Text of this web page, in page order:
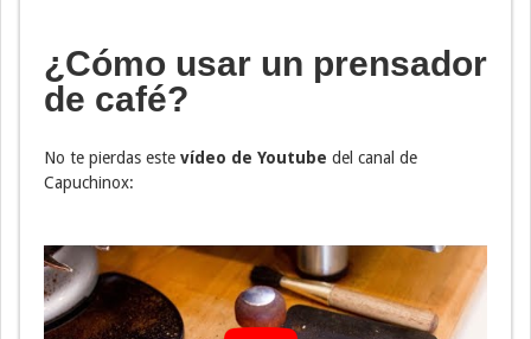
¿Cómo usar un prensador
de café?
No te pierdas este vídeo de Youtube del canal de
Capuchinox: